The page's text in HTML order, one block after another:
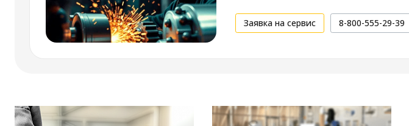
Заявка на сервис 8-800-555-29-39